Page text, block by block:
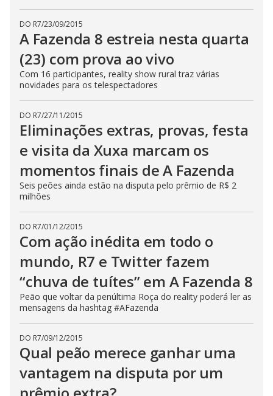
DO R7/23/09/2015
A Fazenda 8 estreia nesta quarta
(23) com prova ao vivo
Com 16 participantes, reality show rural traz várias
novidades para os telespectadores
DO R7/27/11/2015
Eliminações extras, provas, festa
e visita da Xuxa marcam os
momentos finais de A Fazenda
Seis peões ainda estão na disputa pelo prêmio de R$ 2
milhões
DO R7/01/12/2015
Com ação inédita em todo o
mundo, R7 e Twitter fazem
“chuva de tuítes” em A Fazenda 8
Peão que voltar da penúltima Roça do reality poderá ler as
mensagens da hashtag #AFazenda
DO R7/09/12/2015
Qual peão merece ganhar uma
vantagem na disputa por um